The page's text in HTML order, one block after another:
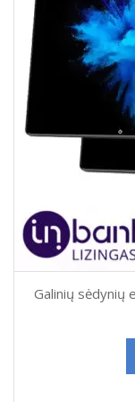
Galinių sėdynių